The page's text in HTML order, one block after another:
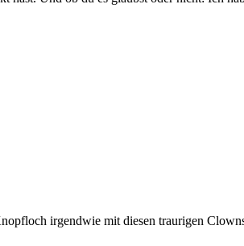
irgendwie mit diesen traurigen